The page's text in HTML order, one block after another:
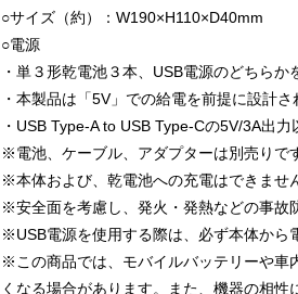
○サイズ（約）：W190×H110×D40mm
○電源
・単３形乾電池３本、USB電源のどちらか
・本製品は「5V」での給電を前提に設計さ
・USB Type-A to USB Type-Cの5V/3A出
※電池、ケーブル、アダプターは別売りで
※本体および、乾電池への充電はできませ
※安全面を考慮し、発火・発熱などの事故
※USB電源を使用する際は、必ず本体から
※この商品では、モバイルバッテリーや車
くなる場合があります。また、機器の相性